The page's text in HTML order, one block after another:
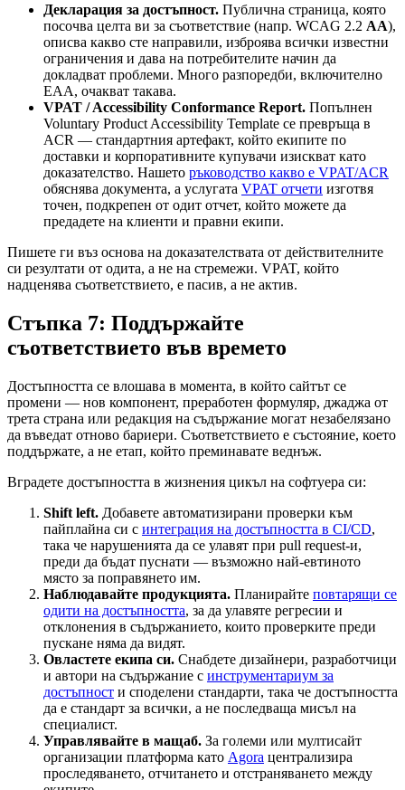
Декларация за достъпност. Публична страница, която
посочва целта ви за съответствие (напр. WCAG 2.2 AA),
описва какво сте направили, изброява всички известни
ограничения и дава на потребителите начин да
докладват проблеми. Много разпоредби, включително
EAA, очакват такава.
VPAT / Accessibility Conformance Report. Попълнен
Voluntary Product Accessibility Template се превръща в
ACR — стандартния артефакт, който екипите по
доставки и корпоративните купувачи изискват като
доказателство. Нашето ръководство какво е VPAT/ACR
обяснява документа, а услугата VPAT отчети изготвя
точен, подкрепен от одит отчет, който можете да
предадете на клиенти и правни екипи.
Пишете ги въз основа на доказателствата от действителните
си резултати от одита, а не на стремежи. VPAT, който
надценява съответствието, е пасив, а не актив.
Стъпка 7: Поддържайте
съответствието във времето
Достъпността се влошава в момента, в който сайтът се
промени — нов компонент, преработен формуляр, джаджа от
трета страна или редакция на съдържание могат незабелязано
да въведат отново бариери. Съответствието е състояние, което
поддържате, а не етап, който преминавате веднъж.
Вградете достъпността в жизнения цикъл на софтуера си:
Shift left. Добавете автоматизирани проверки към
пайплайна си с интеграция на достъпността в CI/CD,
така че нарушенията да се улавят при pull request-и,
преди да бъдат пуснати — възможно най-евтиното
място за поправянето им.
Наблюдавайте продукцията. Планирайте повтарящи се
одити на достъпността, за да улавяте регресии и
отклонения в съдържанието, които проверките преди
пускане няма да видят.
Овластете екипа си. Снабдете дизайнери, разработчици
и автори на съдържание с инструментариум за
достъпност и споделени стандарти, така че достъпността
да е стандарт за всички, а не последваща мисъл на
специалист.
Управлявайте в мащаб. За големи или мултисайт
организации платформа като Agora централизира
проследяването, отчитането и отстраняването между